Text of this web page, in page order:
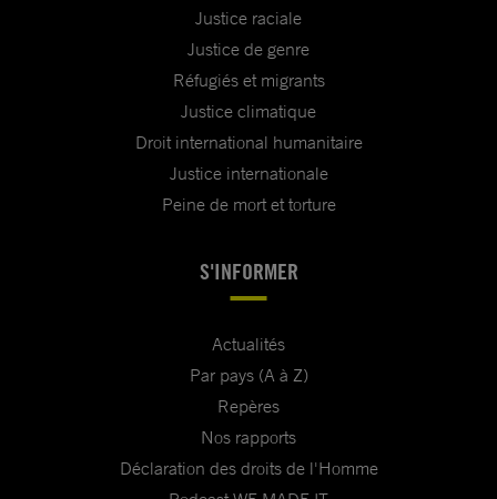
Justice raciale
Justice de genre
Réfugiés et migrants
Justice climatique
Droit international humanitaire
Justice internationale
Peine de mort et torture
S'INFORMER
Actualités
Par pays (A à Z)
Repères
Nos rapports
Déclaration des droits de l'Homme